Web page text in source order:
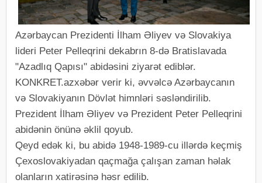
Azərbaycan Prezidenti İlham Əliyev və Slovakiya
lideri Peter Pelleqrini dekabrın 8-də Bratislavada
"Azadlıq Qapısı" abidəsini ziyarət ediblər.
KONKRET.azxəbər verir ki, əvvəlcə Azərbaycanın
və Slovakiyanın Dövlət himnləri səsləndirilib.
Prezident İlham Əliyev və Prezident Peter Pelleqrini
abidənin önünə əklil qoyub.
Qeyd edək ki, bu abidə 1948-1989-cu illərdə keçmiş
Çexoslovakiyadan qaçmağa çalışan zaman həlak
olanların xatirəsinə həsr edilib.